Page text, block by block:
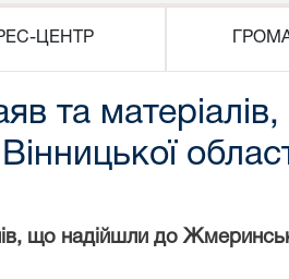
ЦЕНТР
та
що надійшли до